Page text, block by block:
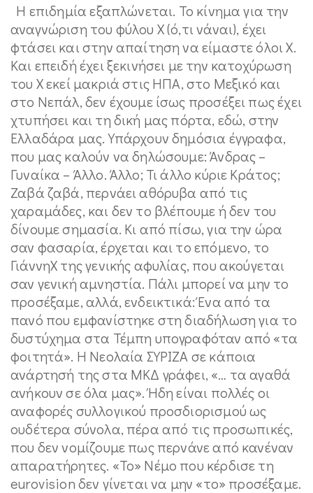
Η επιδημία εξαπλώνεται. Το κίνημα για την
αναγνώριση του φύλου Χ (ό,τι νάναι), έχει
φτάσει και στην απαίτηση να είμαστε όλοι Χ.
Και επειδή έχει ξεκινήσει με την κατοχύρωση
του Χ εκεί μακριά στις ΗΠΑ, στο Μεξικό και
στο Νεπάλ, δεν έχουμε ίσως προσέξει πως έχει
χτυπήσει και τη δική μας πόρτα, εδώ, στην
Ελλαδάρα μας. Υπάρχουν δημόσια έγγραφα,
που μας καλούν να δηλώσουμε: Άνδρας –
Γυναίκα – Άλλο. Άλλο; Τι άλλο κύριε Κράτος;
Ζαβά ζαβά, περνάει αθόρυβα από τις
χαραμάδες, και δεν το βλέπουμε ή δεν του
δίνουμε σημασία. Κι από πίσω, για την ώρα
σαν φασαρία, έρχεται και το επόμενο, το
ΓιάννηΧ της γενικής αφυλίας, που ακούγεται
σαν γενική αμνηστία. Πάλι μπορεί να μην το
προσέξαμε, αλλά, ενδεικτικά: Ένα από τα
πανό που εμφανίστηκε στη διαδήλωση για το
δυστύχημα στα Τέμπη υπογραφόταν από «τα
φοιτητά». Η Νεολαία ΣΥΡΙΖΑ σε κάποια
ανάρτησή της στα ΜΚΔ γράφει, «… τα αγαθά
ανήκουν σε όλα μας». Ήδη είναι πολλές οι
αναφορές συλλογικού προσδιορισμού ως
ουδέτερα σύνολα, πέρα από τις προσωπικές,
που δεν νομίζουμε πως περνάνε από κανέναν
απαρατήρητες. «Το» Νέμο που κέρδισε τη
eurovision δεν γίνεται να μην «το» προσέξαμε.